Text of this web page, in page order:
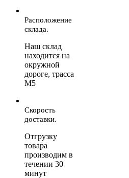
Расположение
склада.
Наш склад
находится на
окружной
дороге, трасса
М5
Скорость
доставки.
Отгрузку
товара
производим в
течении 30
минут